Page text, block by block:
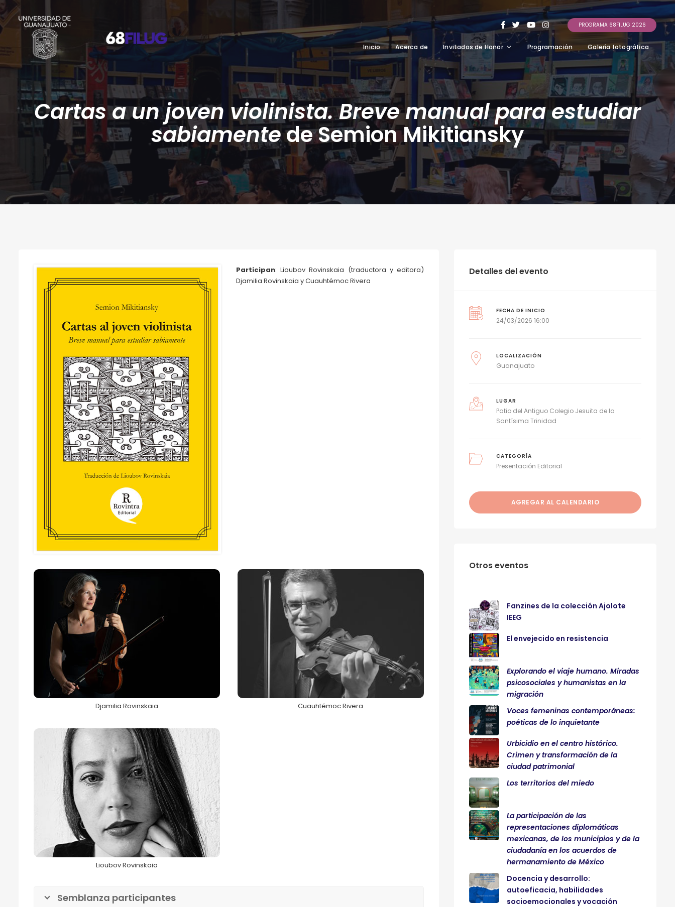
PROGRAMA 68FILUG 2026
Inicio Acerca de Invitados de Honor Programación Galería fotográfica
Cartas a un joven violinista. Breve manual para estudiar
sabiamentede Semion Mikitiansky
Participan: Lioubov Rovinskaia (traductora y editora)
Djamilia Rovinskaia y Cuauhtémoc Rivera
Djamilia Rovinskaia
68FILUG 2026
Djamilia Rovinskaia
Cuauhtémoc Rivera
68FILUG 2026
Cuauhtémoc Rivera
Lioubov Rovinskaia
68FILUG 2026
Lioubov Rovinskaia
Semblanza participantes
Detalles del evento
FECHA DE INICIO
24/03/2026 16:00
LOCALIZACIÓN
Guanajuato
LUGAR
Patio del Antiguo Colegio Jesuita de la
Santísima Trinidad
CATEGORÍA
Presentación Editorial
AGREGAR AL CALENDARIO
Otros eventos
Fanzines de la colección Ajolote
IEEG
El envejecido en resistencia
Explorando el viaje humano. Miradas
psicosociales y humanistas en la
migración
Voces femeninas contemporáneas:
poéticas de lo inquietante
Urbicidio en el centro histórico.
Crimen y transformación de la
ciudad patrimonial
Los territorios del miedo
La participación de las
representaciones diplomáticas
mexicanas, de los municipios y de la
ciudadanía en los acuerdos de
hermanamiento de México
Docencia y desarrollo:
autoeficacia, habilidades
socioemocionales y vocación